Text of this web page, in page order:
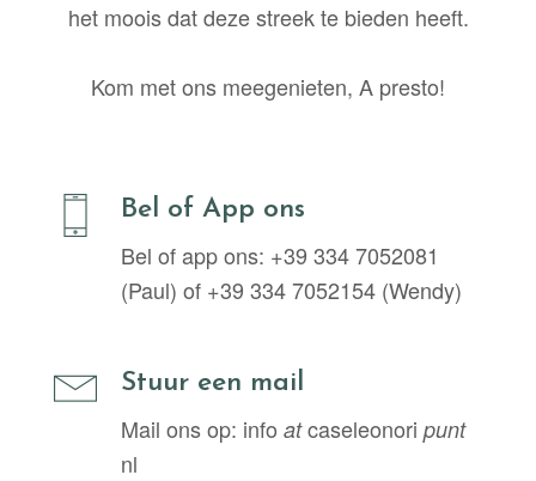
het moois dat deze streek te bieden heeft.
Kom met ons meegenieten, A presto!
Bel of App ons
Bel of app ons: +39 334 7052081
(Paul) of +39 334 7052154 (Wendy)
Stuur een mail
Mail ons op: info atcaseleonori punt
nl